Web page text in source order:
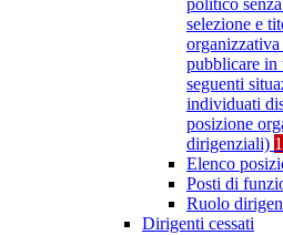
politico
selezione e
pubblicare in
seguenti
individuati
posizione
dirigenziali)
Elenco
Posti di
Ruolo
Dirigenti cessati